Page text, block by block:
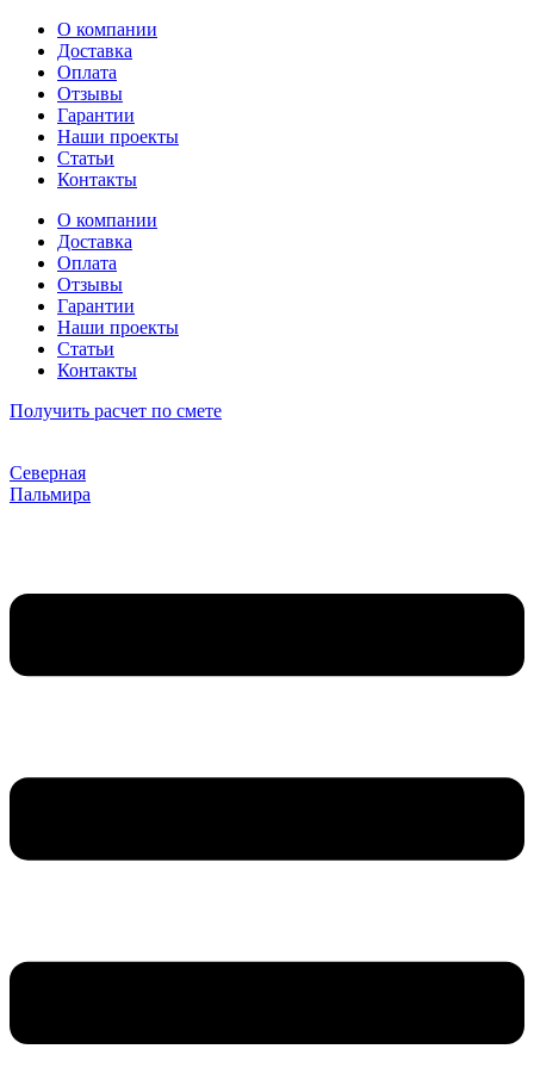
Перейти
содержимому
О компании
Доставка
Оплата
Отзывы
Гарантии
Наши проекты
Статьи
Контакты
О компании
Доставка
Оплата
Отзывы
Гарантии
Наши проекты
Статьи
Контакты
Получить расчет по смете
Северная
Пальмира